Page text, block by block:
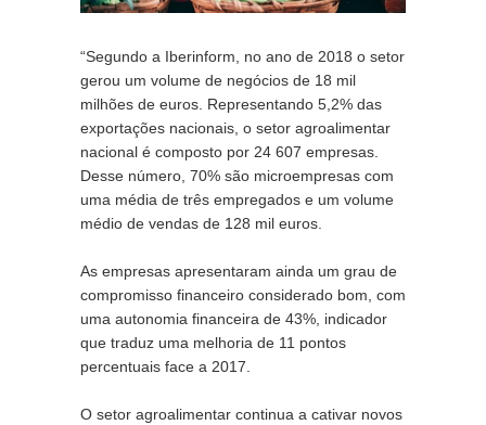
“Segundo a Iberinform, no ano de 2018 o setor
gerou um volume de negócios de 18 mil
milhões de euros. Representando 5,2% das
exportações nacionais, o setor agroalimentar
nacional é composto por 24 607 empresas.
Desse número, 70% são microempresas com
uma média de três empregados e um volume
médio de vendas de 128 mil euros.
As empresas apresentaram ainda um grau de
compromisso financeiro considerado bom, com
uma autonomia financeira de 43%, indicador
que traduz uma melhoria de 11 pontos
percentuais face a 2017.
O setor agroalimentar continua a cativar novos